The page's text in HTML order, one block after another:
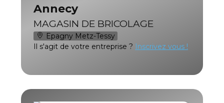
Annecy
MAGASIN DE BRICOLAGE
Epagny Metz-Tessy
Il s'agit de votre entreprise ? Inscrivez vous !